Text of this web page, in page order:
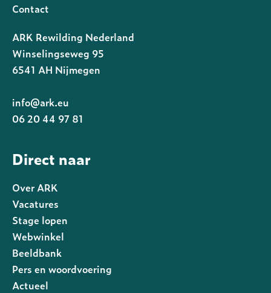
Contact
ARK Rewilding Nederland
Winselingseweg 95
6541 AH Nijmegen
info@ark.eu
06 20 44 97 81
Direct naar
Over ARK
Vacatures
Stage lopen
Webwinkel
Beeldbank
Pers en woordvoering
Actueel